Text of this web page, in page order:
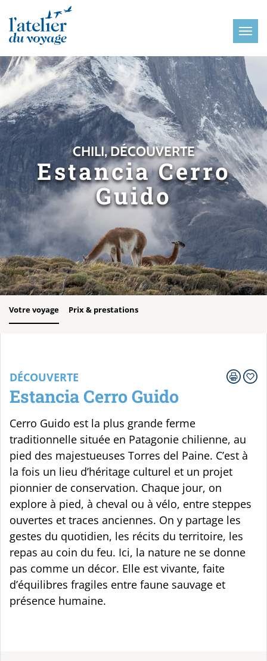
CHILI, DÉCOUVERTE
Estancia Cerro
Guido
Votre voyage Prix & prestations
DÉCOUVERTE
Estancia Cerro Guido
Cerro Guido est la plus grande ferme
traditionnelle située en Patagonie chilienne, au
pied des majestueuses Torres del Paine. C’est à
la fois un lieu d’héritage culturel et un projet
pionnier de conservation. Chaque jour, on
explore à pied, à cheval ou à vélo, entre steppes
ouvertes et traces anciennes. On y partage les
gestes du quotidien, les récits du territoire, les
repas au coin du feu. Ici, la nature ne se donne
pas comme un décor. Elle est vivante, faite
d’équilibres fragiles entre faune sauvage et
présence humaine.
Panneau de gestion des cookies